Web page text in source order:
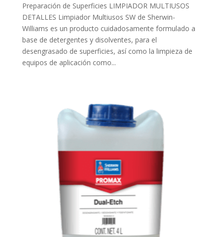
Preparación de Superficies LIMPIADOR MULTIUSOS
DETALLES Limpiador Multiusos SW de Sherwin-
Williams es un producto cuidadosamente formulado a
base de detergentes y disolventes, para el
desengrasado de superficies, así como la limpieza de
equipos de aplicación como...